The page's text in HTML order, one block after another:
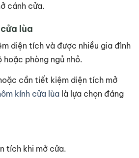
cánh cửa.
lùa
diện tích và được nhiều gia đình
hoặc phòng ngủ nhỏ.
cần tiết kiệm diện tích mở
kính cửa lùa là lựa chọn đáng
tích khi mở cửa.